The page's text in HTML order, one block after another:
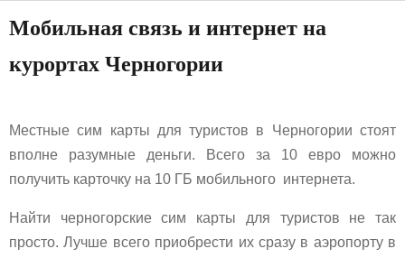
Мобильная связь и интернет на
курортах Черногории
Местные сим карты для туристов в Черногории стоят
вполне разумные деньги. Всего за 10 евро можно
получить карточку на 10 ГБ мобильного интернета.
Найти черногорские сим карты для туристов не так
просто. Лучше всего приобрести их сразу в аэропорту в